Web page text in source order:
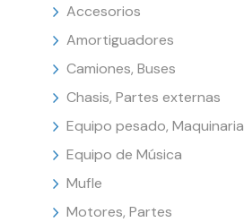
Accesorios
Amortiguadores
Camiones, Buses
Chasis, Partes externas
Equipo pesado, Maquinaria
Equipo de Música
Mufle
Motores, Partes